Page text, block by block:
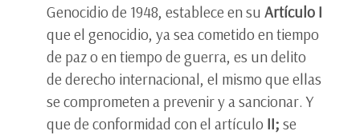
Genocidio de 1948, establece en su Artículo I
que el genocidio, ya sea cometido en tiempo
de paz o en tiempo de guerra, es un delito
de derecho internacional, el mismo que ellas
se comprometen a prevenir y a sancionar. Y
que de conformidad con el artículo II; se